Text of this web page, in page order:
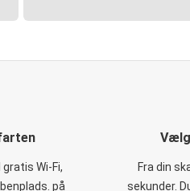
Wi-Fi,
på
Fra din
sekunder.